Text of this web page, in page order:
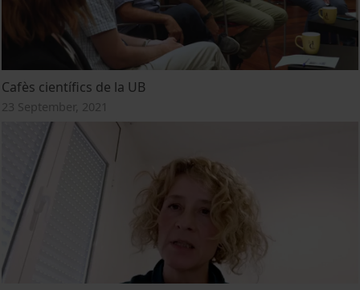
Cafès científics de la UB
23 September, 2021